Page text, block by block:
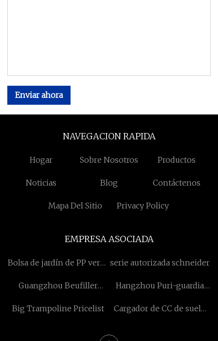
Enviar ahora
NAVEGACION RAPIDA
Hogar Sobre Nosotros Productos
Noticias Blog Contáctenos
Mapa Del Sitio Privacy Policy
EMPRESA ASOCIADA
Bolsa de jardín de PP verde serie autorizada schneider
Guangzhou Beufiller
Co., Limitado.
Hangzhou Puri-guardia
Limitado.
Big Trampoline Pricelist
Cargador de CC de suelo